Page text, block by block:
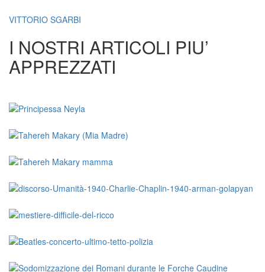
VITTORIO SGARBI
I NOSTRI ARTICOLI PIU’
APPREZZATI